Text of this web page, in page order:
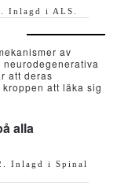
. Inlagd i ALS
av
att deras
att läka sig
alla
. Inlagd i Spinal